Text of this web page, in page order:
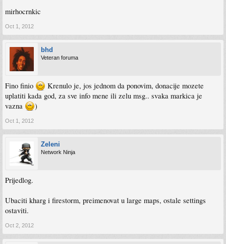
jusuf_hadzic
mirhocrnkic
Oct 1, 2012
bhd
Veteran foruma
Fino finio
Krenulo je, jos jednom da ponovim, donacije mozete
uplatiti kada god, za sve info mene ili zelu msg.. svaka markica je
vazna
)
Oct 1, 2012
Zeleni
Network Ninja
Prijedlog.
Ubaciti kharg i firestorm, preimenovat u large maps, ostale settings
ostaviti.
Oct 2, 2012